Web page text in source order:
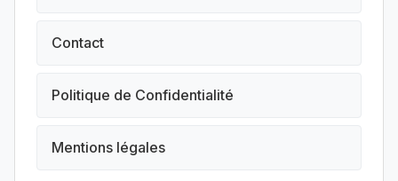
Contact
Politique de Confidentialité
Mentions légales